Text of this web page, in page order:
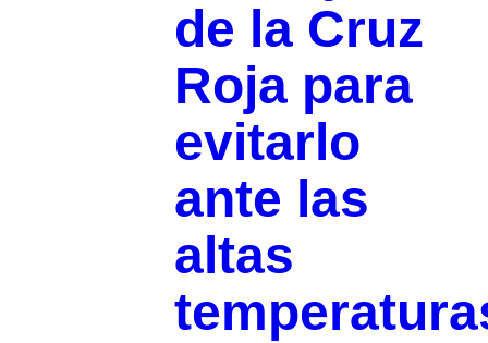
de la Cruz
Roja para
evitarlo
ante las
altas